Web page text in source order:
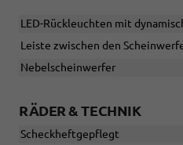
LED-Rückleuchten mit
Leiste zwischen den
Nebelscheinwerfer
RÄDER & TECHNIK
Scheckheftgepflegt